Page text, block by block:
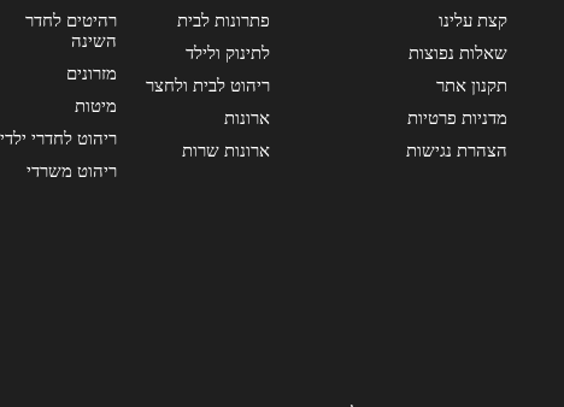
קצת עלינו
שאלות נפוצות
תקנון אתר
מדניות פרטיות
הצהרת נגישות
פתרונות לבית
לתינוק ולילד
ריהוט לבית ולחצר
ארונות
ארונות שרות
רהיטים לחדר
השינה
מזרונים
מיטות
ריהוט לחדרי
ריהוט משרדי